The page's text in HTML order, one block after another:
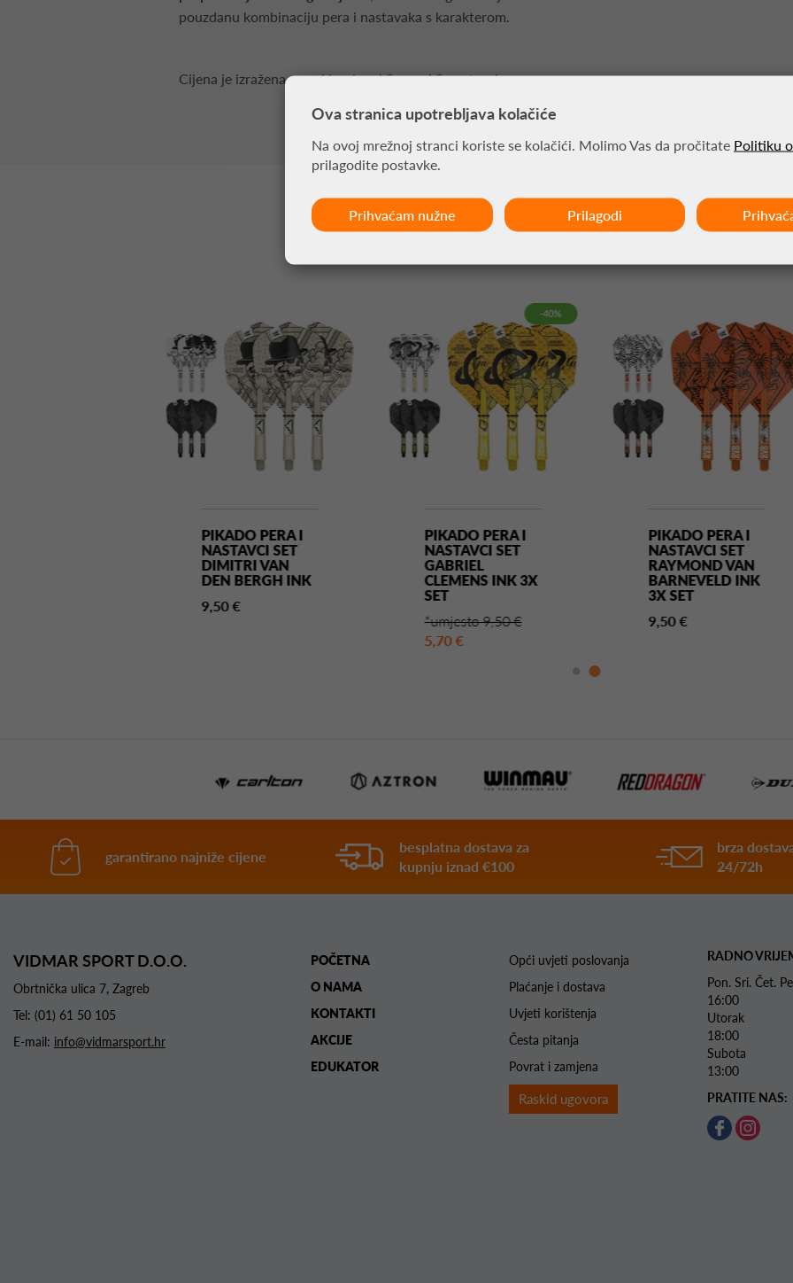
pouzdanu kombinaciju pera i nastavaka s karakterom.
Cijena je izražena za pakiranje od 9 pera i 9 nastavaka.
MOŽDA VAS ZANIMA
PIKADO PERA I
NASTAVCI SET
DIMITRI VAN
DEN BERGH INK
9,50 €
-40%
PIKADO PERA I
NASTAVCI SET
GABRIEL
CLEMENS INK 3X
SET
*umjesto 9,50 €
5,70 €
PIKADO PERA I
NASTAVCI SET
RAYMOND VAN
BARNEVELD INK
3X SET
9,50 €
garantirano najniže cijene
besplatna dostava za
kupnju iznad €100
brza
24/72h
VIDMAR SPORT D.O.O.
Obrtnička ulica 7, Zagreb
Tel: (01) 61 50 105
E-mail: info@vidmarsport.hr
POČETNA
O NAMA
KONTAKTI
AKCIJE
EDUKATOR
Opći uvjeti poslovanja
Plaćanje i dostava
Uvjeti korištenja
Česta pitanja
Povrat i zamjena
Raskid ugovora
RADNO
Pon. Sri.
16:00
Utorak
18:00
Subota
13:00
PRATITE NAS:
Ova stranica upotrebljava kolačiće
Na ovoj mrežnoj stranci koriste se kolačići. Molimo Vas da pročitate Politiku
prilagodite postavke.
Prihvaćam nužne Prilagodi